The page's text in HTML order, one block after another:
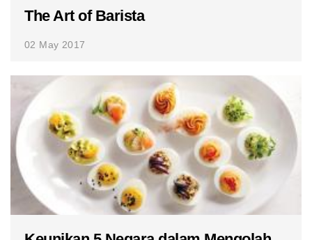
The Art of Barista
02 May 2017